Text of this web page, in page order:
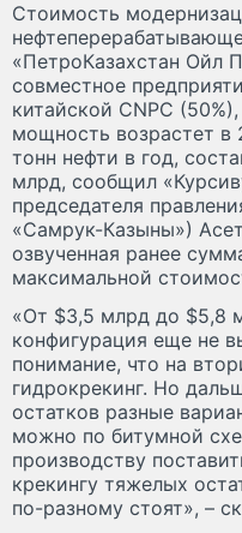
Стоимость
«ПетроКазахстан Ойл
совместное
китайской CNPC
мощность возрастет в
тонн нефти в год,
млрд, сообщил
председателя
«Самрук-Казыны»)
озвученная ранее
максимальной
«От $3,5 млрд до $5,8
конфигурация еще не
понимание, что на
гидрокрекинг. Но
остатков разные
можно по битумной
производству
крекингу тяжелых
по-разному стоят», –